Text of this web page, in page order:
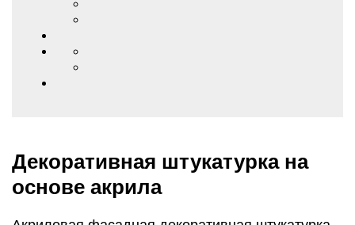
Декоративная штукатурка на
основе акрила